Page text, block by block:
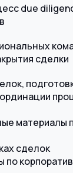
due
сделки
материалы
сделок
по